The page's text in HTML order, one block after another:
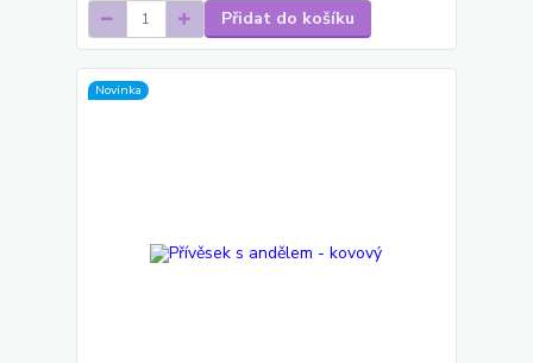
Přidat do košíku
Novinka